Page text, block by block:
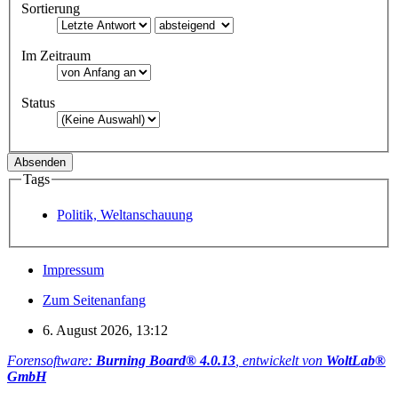
Sortierung
Im Zeitraum
Status
Tags
Politik, Weltanschauung
Impressum
Zum Seitenanfang
6. August 2026, 13:12
Forensoftware: Burning Board® 4.0.13 , entwickelt von WoltLab®
GmbH